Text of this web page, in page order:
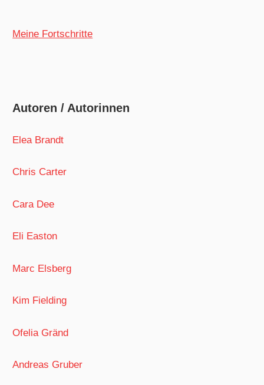
Meine Fortschritte
Autoren / Autorinnen
Elea Brandt
Chris Carter
Cara Dee
Eli Easton
Marc Elsberg
Kim Fielding
Ofelia Gränd
Andreas Gruber